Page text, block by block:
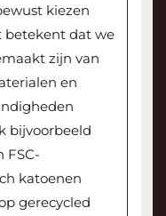
kiezen
betekent dat we
zijn van
en
bijvoorbeeld
FSC-
katoenen
gerecycled